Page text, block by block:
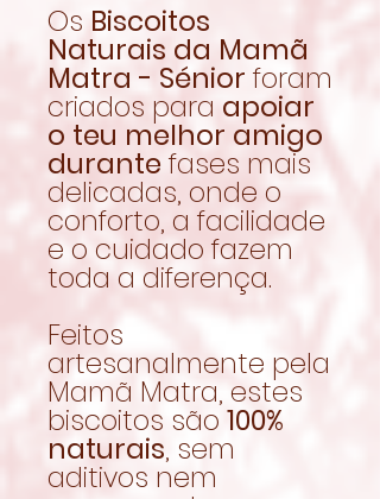
Os Biscoitos
Naturais da Mamã
Matra - Sénior foram
criados para apoiar
o teu melhor amigo
durante fases mais
delicadas, onde o
conforto, a facilidade
e o cuidado fazem
toda a diferença.
Feitos
artesanalmente pela
Mamã Matra, estes
biscoitos são 100%
naturais, sem
aditivos nem